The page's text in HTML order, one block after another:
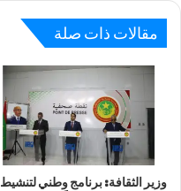
مقالات ذات صلة
وزير الثقافة: برنامج وطني لتنشيط